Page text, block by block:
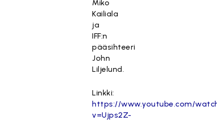
Miko
Kailiala
ja
IFF:n
pääsihteeri
John
Liljelund.
Linkki:
https://www.youtube.com/
v=Ujps2Z-